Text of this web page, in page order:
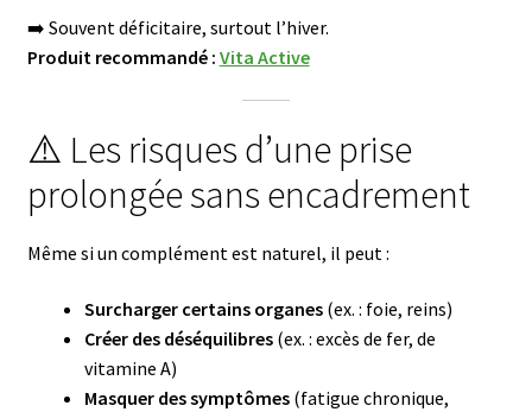
➡️ Souvent déficitaire, surtout l’hiver.
Produit recommandé : Vita Active
⚠️ Les risques d’une prise
prolongée sans encadrement
Même si un complément est naturel, il peut :
Surcharger certains organes(ex. : foie, reins)
Créer des déséquilibres(ex. : excès de fer, de
vitamine A)
Masquer des symptômes(fatigue chronique,